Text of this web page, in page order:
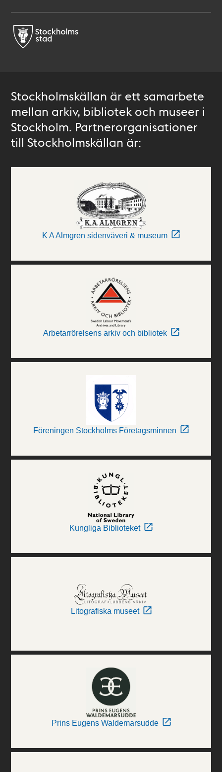
Stockholmskällan är ett samarbete
mellan arkiv, bibliotek och museer i
Stockholm. Partnerorganisationer
till Stockholmskällan är:
K A Almgren sidenväveri & museum
Arbetarrörelsens arkiv och bibliotek
Föreningen Stockholms Företagsminnen
Kungliga Biblioteket
Litografiska museet
Prins Eugens Waldemarsudde